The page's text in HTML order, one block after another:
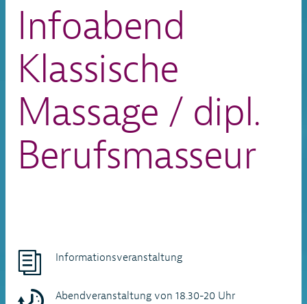
Infoabend
Klassische
Massage / dipl.
Berufsmasseur
Informationsveranstaltung
Abendveranstaltung von 18.30-20 Uhr